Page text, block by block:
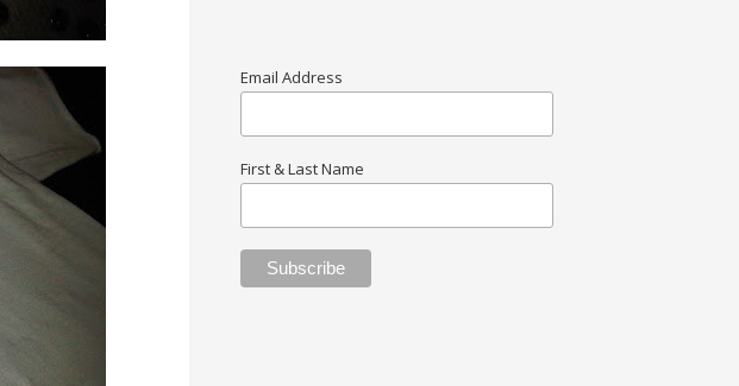
Email Address
First & Last Name